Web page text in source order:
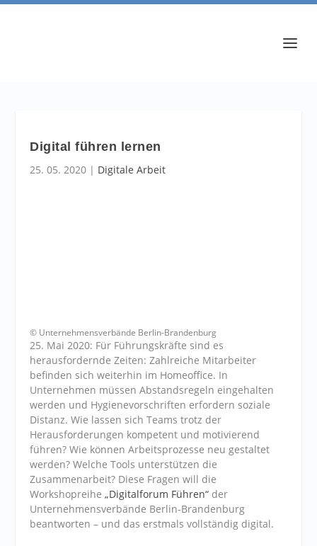
Digital führen lernen
25. 05. 2020 | Digitale Arbeit
© Unternehmensverbände Berlin-Brandenburg
25. Mai 2020: Für Führungskräfte sind es
herausfordernde Zeiten: Zahlreiche Mitarbeiter
befinden sich weiterhin im Homeoffice. In
Unternehmen müssen Abstandsregeln eingehalten
werden und Hygienevorschriften erfordern soziale
Distanz. Wie lassen sich Teams trotz der
Herausforderungen kompetent und motivierend
führen? Wie können Arbeitsprozesse neu gestaltet
werden? Welche Tools unterstützen die
Zusammenarbeit? Diese Fragen will die
Workshopreihe„Digitalforum Führen“ der
Unternehmensverbände Berlin-Brandenburg
beantworten – und das erstmals vollständig digital.